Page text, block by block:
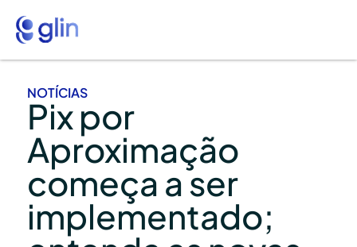
NOTÍCIAS
Pix por
Aproximação
começa a ser
implementado;